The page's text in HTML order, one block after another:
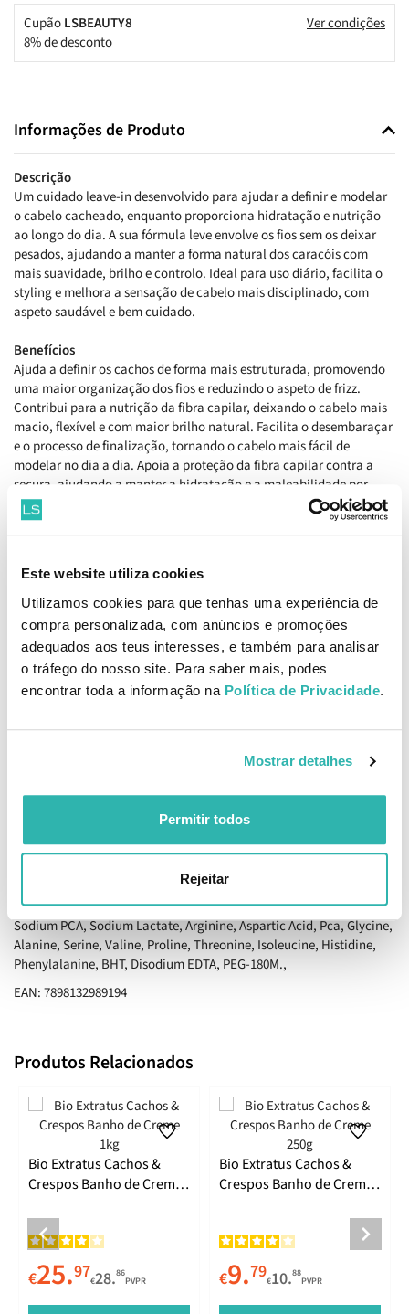
Este website utiliza cookies
Utilizamos cookies para que tenhas uma experiência de
compra personalizada, com anúncios e promoções
adequados aos teus interesses, e também para analisar
o tráfego do nosso site. Para saber mais, podes
encontrar toda a informação na Política de Privacidade.
Mostrar detalhes
Permitir todos
Rejeitar
CupãoLSBEAUTY8
8% de desconto
Ver condições
Informações de Produto
Descrição
Um cuidado leave-in desenvolvido para ajudar a definir e modelar
o cabelo cacheado, enquanto proporciona hidratação e nutrição
ao longo do dia. A sua fórmula leve envolve os fios sem os deixar
pesados, ajudando a manter a forma natural dos caracóis com
mais suavidade, brilho e controlo. Ideal para uso diário, facilita o
styling e melhora a sensação de cabelo mais disciplinado, com
aspeto saudável e bem cuidado.
Benefícios
Ajuda a definir os cachos de forma mais estruturada, promovendo
uma maior organização dos fios e reduzindo o aspeto de frizz.
Contribui para a nutrição da fibra capilar, deixando o cabelo mais
macio, flexível e com maior brilho natural. Facilita o desembaraçar
e o processo de finalização, tornando o cabelo mais fácil de
modelar no dia a dia. Apoia a proteção da fibra capilar contra a
secura, ajudando a manter a hidratação e a maleabilidade por
mais tempo.
comprimento, desembaraçar e modelar os cachos com as mãos,
deixando secar naturalmente ou com difusor.
Ingredientes
Aqua (Water), Cetearyl Alcohol, Dimethicone, Cocos Nucifera
(Coconut) Oil, Elaeis Guineensis (Palm) Oil, Brassicamidopropyl
Dimethylamine, Behentrimonium Methosulfate, Cetyl Alcohol, PVP,
Sodium Benzoate, Potassium Sorbate, Parfum (Fragrance), Benzyl
Salicylate, Citral, Citronellol, Eugenol, Hexyl Cinnamal, Linalool,
Hexamethylindanopyran, Tetramethyl
Acetyloctahydronaphthalenes, Citrus Aurantium Dulcis (Orange)
Peel Oil, Ethylhexyl Salicylate, Ceteareth-20, Diisopropyl Adipate,
Panthenol, Hydrolyzed Rice Bran Protein, Hydrolyzed Soy Protein,
Hydrolyzed Corn Protein, Polyquaternium-7, Polyquaternium-10,
Polyquaternium-22, Citric Acid, Butylene Glycol, Bis-Lauryl
Cocaminopropylamine/​HDI/​PEG-100 Copolymer, Quaternium-70,
Sodium PCA, Sodium Lactate, Arginine, Aspartic Acid, Pca, Glycine,
Alanine, Serine, Valine, Proline, Threonine, Isoleucine, Histidine,
Phenylalanine, BHT, Disodium EDTA, PEG-180M.,
EAN: 7898132989194
Produtos Relacionados
Bio Extratus Cachos &
Crespos Banho de Creme
€25.97€28.86
PVPR
Bio Extratus Cachos &
Crespos Banho de Creme
€9.79€10.88
PVPR